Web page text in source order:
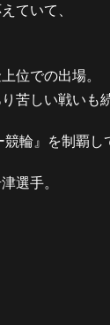
ていて、
位での出場。
苦しい戦いも
輪』を制覇し
選手。